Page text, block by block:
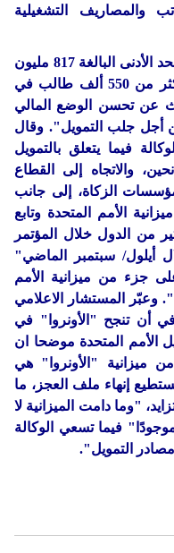
والمصاريف التشغيلية
واوضح ان الأونروا" وضعت ميزانية الحد الأدنى البالغة 817 مليون
دولار لخمس مناطق، يستفيد منها أكثر من 550 ألف طالب في
عن تحسن الوضع المالي
أجل جلب التمويل". وقال
فيما يتعلق بالتمويل
والاتجاه إلى القطاع
الزكاة، إلى جانب
الأمم المتحدة وتابع
من الدول خلال المؤتمر
أيلول/ سبتمبر الماضي"
جزء من ميزانية الأمم
وعبّر المستشار الاعلامي
أن تنجح "الأونروا" في
المتحدة موضحا ان
تتمثل في أنّ 95% من ميزانية "الأونروا" هي
إنهاء ملف العجز، ما
"وما دامت الميزانية لا
فيما تسعي الوكالة
مصادر التمويل".